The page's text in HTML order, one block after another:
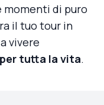
di puro
il tuo tour in
vivere
tutta la vita.